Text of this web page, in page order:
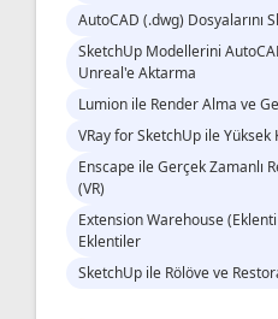
AutoCAD (.dwg) Dosyalarını
SketchUp Modellerini
Unreal'e Aktarma
Lumion ile Render Alma ve
VRay for SketchUp ile Yüksek
Enscape ile Gerçek Zamanlı
(VR)
Extension Warehouse
Eklentiler
SketchUp ile Rölöve ve